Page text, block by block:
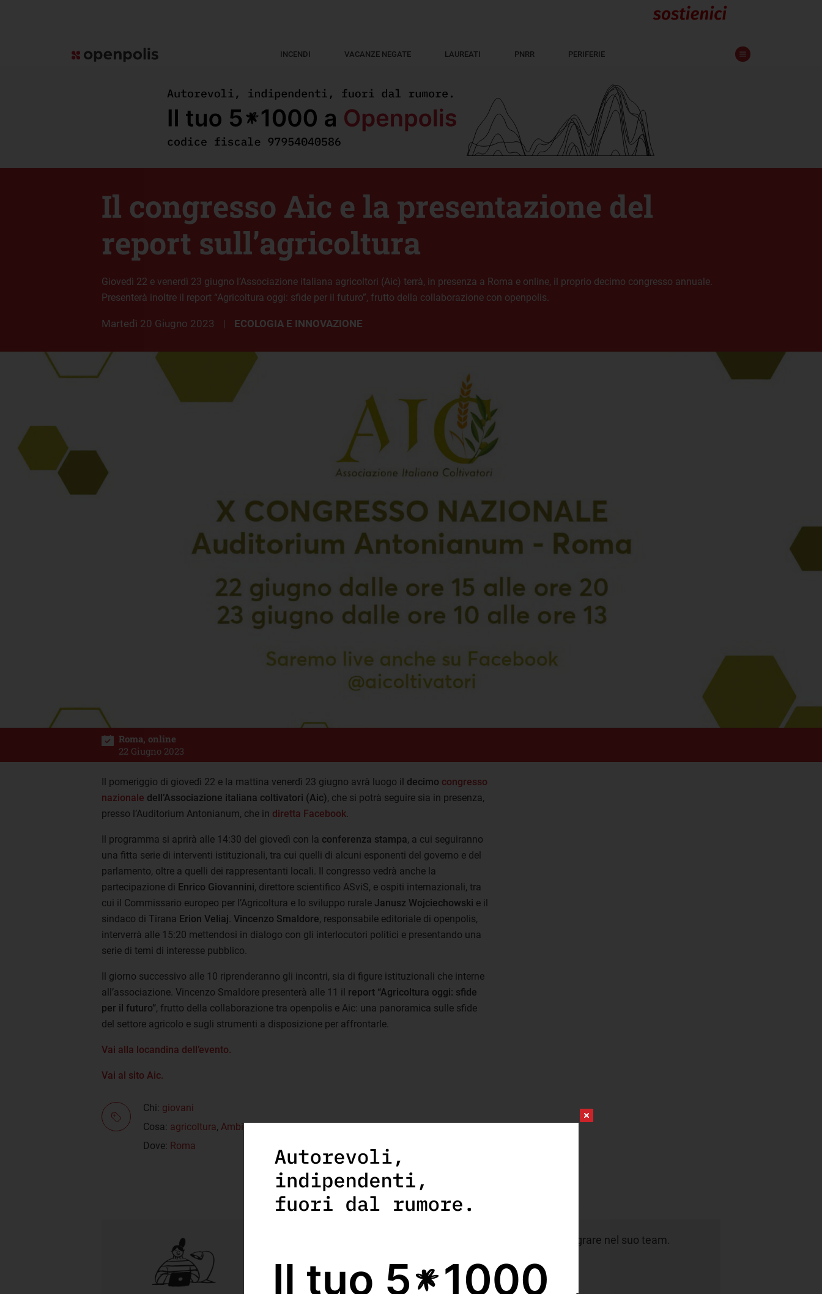
INCENDI VACANZE NEGATE LAUREATI PNRR PERIFERIE
Il congresso Aic e la presentazione del
report sull’agricoltura
Giovedì 22 e venerdì 23 giugno l’Associazione italiana agricoltori (Aic) terrà, in presenza a Roma e online, il proprio decimo congresso annuale.
Presenterà inoltre il report “Agricoltura oggi: sfide per il futuro”, frutto della collaborazione con openpolis.
martedì 20 Giugno 2023 | ECOLOGIA E INNOVAZIONE
Roma, online
22 Giugno 2023
Il pomeriggio di giovedì 22 e la mattina venerdì 23 giugno avrà luogo il decimo congresso
nazionale dell’Associazione italiana coltivatori (Aic), che si potrà seguire sia in presenza,
presso l’Auditorium Antonianum, che in diretta Facebook.
Il programma si aprirà alle 14:30 del giovedì con la conferenza stampa, a cui seguiranno
una fitta serie di interventi istituzionali, tra cui quelli di alcuni esponenti del governo e del
parlamento, oltre a quelli dei rappresentanti locali. Il congresso vedrà anche la
partecipazione di Enrico Giovannini, direttore scientifico ASviS, e ospiti internazionali, tra
cui il Commissario europeo per l’Agricoltura e lo sviluppo rurale Janusz Wojciechowski e il
sindaco di Tirana Erion Veliaj. Vincenzo Smaldore, responsabile editoriale di openpolis,
interverrà alle 15:20 mettendosi in dialogo con gli interlocutori politici e presentando una
serie di temi di interesse pubblico.
Il giorno successivo alle 10 riprenderanno gli incontri, sia di figure istituzionali che interne
all’associazione. Vincenzo Smaldore presenterà alle 11 il report “Agricoltura oggi: sfide
per il futuro”, frutto della collaborazione tra openpolis e Aic: una panoramica sulle sfide
del settore agricolo e sugli strumenti a disposizione per affrontarle.
Vai alla locandina dell’evento.
Vai al sito Aic.
Chi: giovani
Cosa: agricoltura, Ambiente
Dove: Roma
da integrare nel suo team.
Scopri di più e invia la tua candidatura.